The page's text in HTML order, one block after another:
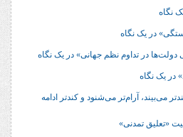
نگاه
در یک نگاه
در تداوم نظم جهانی» در یک نگاه
در یک نگاه
می‌بیند، آرام‌تر می‌شنود و کندتر ادامه
«تعلیق تمدنی»